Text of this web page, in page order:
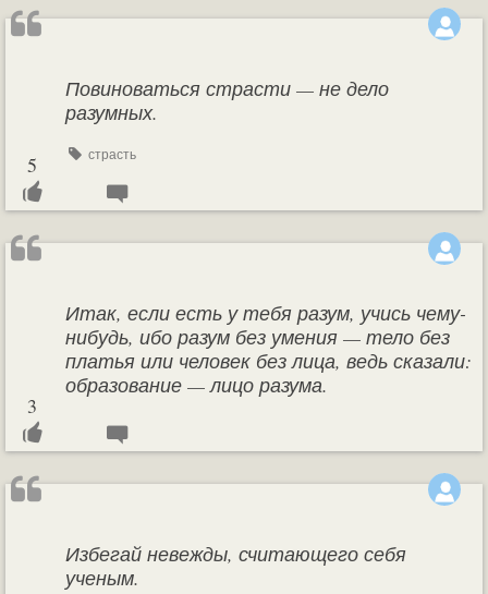
Повиноваться страсти — не дело
разумных.
страсть
5
Итак, если есть у тебя разум, учись чему-
нибудь, ибо разум без умения — тело без
платья или человек без лица, ведь сказали:
образование — лицо разума.
3
Избегай невежды, считающего себя
ученым.